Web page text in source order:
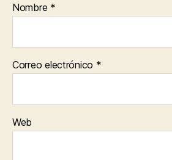
Nombre *
Correo electrónico *
Web